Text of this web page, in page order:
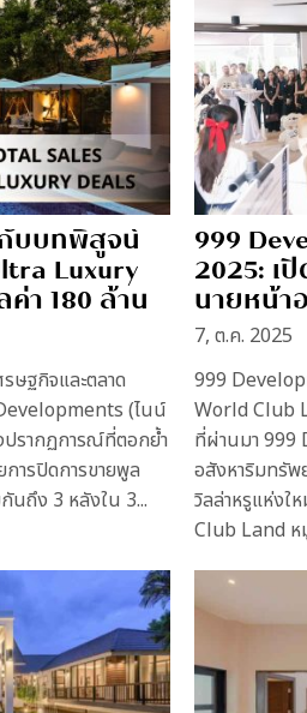
กับบทพิสูจน์
Luxury
า 180 ล้าน
ษฐกิจและตลาด
(ไนน์
ปรากฏการณ์ที่ตอกย้ำ
ารปิดการขายพูล
นถึง 3 หลังใน 3...
999
2025: เ
นายหน้า
7, ต.ค. 2025
999
World Club
ที่ผ่านมา 999
อสังหาริมทรัพ
วิลล่าหรูแห่งใ
Club Land ห